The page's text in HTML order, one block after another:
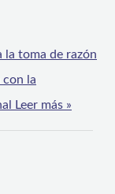
la toma de razón
la
Leer más »